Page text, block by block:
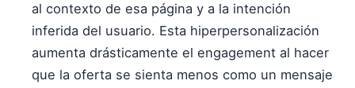
al contexto de esa página y a la intención
inferida del usuario. Esta hiperpersonalización
aumenta drásticamente el engagement al hacer
que la oferta se sienta menos como un mensaje